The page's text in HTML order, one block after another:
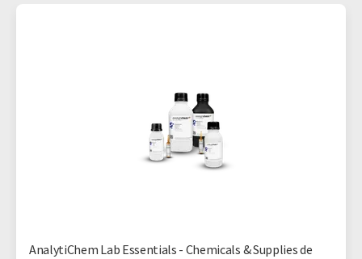
AnalytiChem Lab Essentials - Chemicals & Supplies de